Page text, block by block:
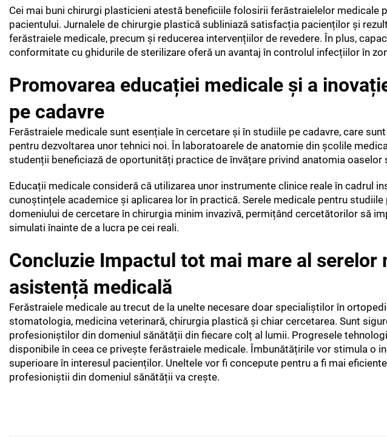
Cei mai buni chirurgi plasticieni atestă beneficiile folosirii ferăstraielelor medicale
pacientului. Jurnalele de chirurgie plastică subliniază satisfacția pacienților și
ferăstraiele medicale, precum și reducerea intervențiilor de revedere. În plus,
conformitate cu ghidurile de sterilizare oferă un avantaj în controlul infecțiilor în
Promovarea educației medicale și a
pe cadavre
Ferăstraiele medicale sunt esențiale în cercetare și în studiile pe cadavre, care
pentru dezvoltarea unor tehnici noi. În laboratoarele de anatomie din școlile
studenții beneficiază de oportunități practice de învățare privind anatomia oaselor
Educații medicale consideră că utilizarea unor instrumente clinice reale în cadrul
cunoștințele academice și aplicarea lor în practică. Serele medicale pentru
domeniului de cercetare în chirurgia minim invazivă, permițând cercetătorilor să
simulati înainte de a lucra pe cei reali.
Concluzie Impactul tot mai mare al serelor
asistență medicală
Ferăstraiele medicale au trecut de la unelte necesare doar specialiștilor în
stomatologia, medicina veterinară, chirurgia plastică și chiar cercetarea. Sunt
profesioniștilor din domeniul sănătății din fiecare colț al lumii. Progresele
disponibile în ceea ce privește ferăstraiele medicale. Îmbunătățirile vor stimula o
superioare în interesul pacienților. Uneltele vor fi concepute pentru a fi mai
profesioniștii din domeniul sănătății va crește.